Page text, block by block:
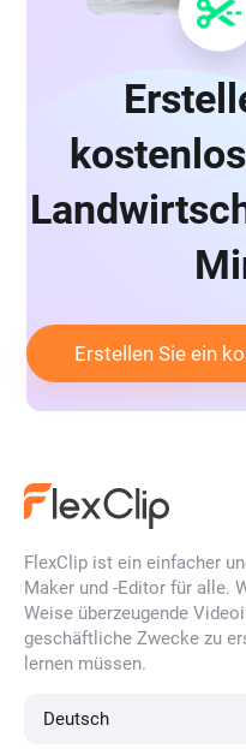
Erstellen Sie ein
FlexClip ist ein einfacher
Maker und -Editor für alle.
Weise überzeugende
geschäftliche Zwecke zu
lernen müssen.
Deutsch